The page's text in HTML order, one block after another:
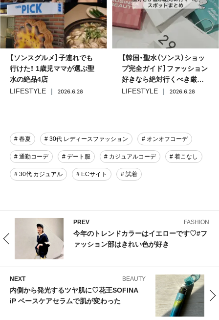
【ソンスグルメ】子連れでも
行けた！ 1歳児ママが選ぶ聖
水の絶品4店
LIFESTYLE
2026.6.28
【韓国・聖水（ソンス）ショッ
プ完全ガイド】ファッション
好きなら絶対行くべき厳選4
店
LIFESTYLE 2026.6.28
# 春夏 # 30代 レディースファッション # オンオフコーデ
# 通勤コーデ # デート服 # カジュアルコーデ # 着こなし
# 30代 カジュアル # ECサイト # 試着
PREV FASHION
今年のトレンドカラーはイエローです♡#フ
ァッション部はきれい色が好き
NEXT BEAUTY
内側から発光するツヤ肌に♡花王SOFINA
iP ベースケアセラムで肌が変わった